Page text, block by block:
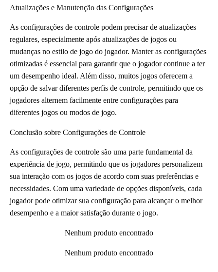
Atualizações e Manutenção das Configurações
As configurações de controle podem precisar de atualizações
regulares, especialmente após atualizações de jogos ou
mudanças no estilo de jogo do jogador. Manter as configurações
otimizadas é essencial para garantir que o jogador continue a ter
um desempenho ideal. Além disso, muitos jogos oferecem a
opção de salvar diferentes perfis de controle, permitindo que os
jogadores alternem facilmente entre configurações para
diferentes jogos ou modos de jogo.
Conclusão sobre Configurações de Controle
As configurações de controle são uma parte fundamental da
experiência de jogo, permitindo que os jogadores personalizem
sua interação com os jogos de acordo com suas preferências e
necessidades. Com uma variedade de opções disponíveis, cada
jogador pode otimizar sua configuração para alcançar o melhor
desempenho e a maior satisfação durante o jogo.
Nenhum produto encontrado
Nenhum produto encontrado